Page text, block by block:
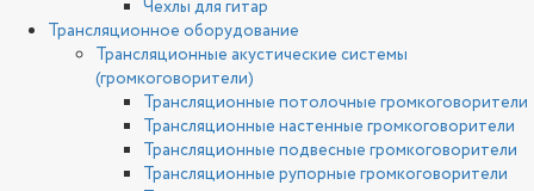
Чехлы для гитар
Трансляционное оборудование
Трансляционные акустические системы
(громкоговорители)
Трансляционные потолочные громкоговорители
Трансляционные настенные громкоговорители
Трансляционные подвесные громкоговорители
Трансляционные рупорные громкоговорители